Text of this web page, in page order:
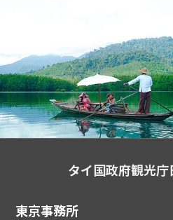
タイ国政府観光
東京事務所